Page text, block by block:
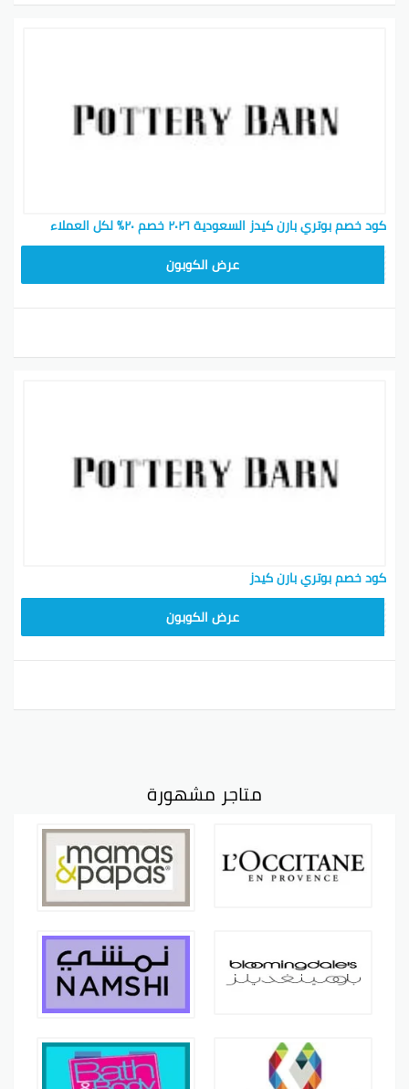
كود خصم بوتري بارن كيدز السعودية ٢٠٢٦ خصم ٢٠٪ لكل العملاء
عرض الكوبون
كود خصم بوتري بارن كيدز
عرض الكوبون
متاجر مشهورة